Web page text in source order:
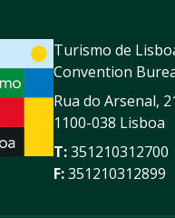
Turismo de
Convention
Rua do Arsenal,
1100-038 Lisboa
T:351210312700
F:351210312899